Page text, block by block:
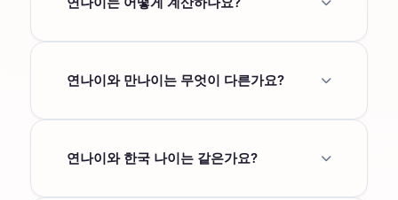
2007 = 연 나이 19세입니다.
연나이와 만나이는 무엇이 다른가요?
전에는 연 나이가 만나이보다 1세 많을 수 있습
연나이와 한국 나이는 같은가요?